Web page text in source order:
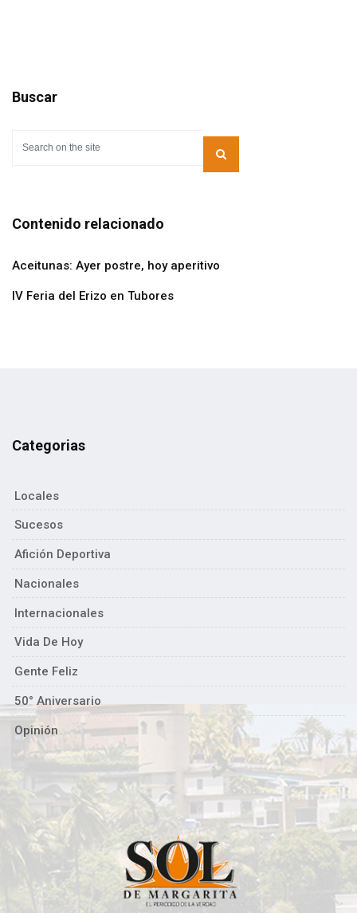
Buscar
Contenido relacionado
Aceitunas: Ayer postre, hoy aperitivo
IV Feria del Erizo en Tubores
Categorias
Locales
Sucesos
Afición Deportiva
Nacionales
Internacionales
Vida De Hoy
Gente Feliz
50° Aniversario
Opinión